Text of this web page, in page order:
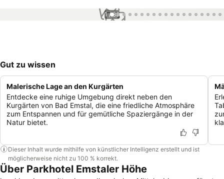
1 / 89
Gut zu wissen
Malerische Lage an den Kurgärten
Entdecke eine ruhige Umgebung direkt neben den
Kurgärten von Bad Emstal, die eine friedliche Atmosphäre
zum Entspannen und für gemütliche Spaziergänge in der
Natur bietet.
Dieser Inhalt wurde mithilfe von künstlicher Intelligenz erstellt und ist
möglicherweise nicht zu 100 % korrekt.
Über Parkhotel Emstaler Höhe